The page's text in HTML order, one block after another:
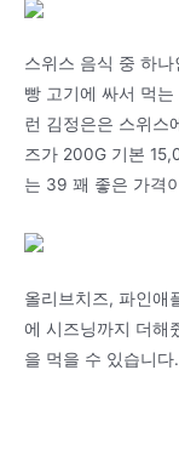
스위스 음식 중 하
빵 고기에 싸서 먹
런 김정은은 스위스
즈가 200G 기본
는 39 꽤 좋은 가격
올리브치즈, 파인애
에 시즈닝까지 더해
을 먹을 수 있습니다.